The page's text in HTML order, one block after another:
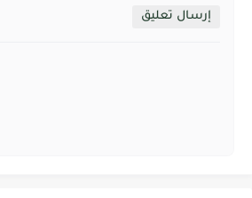
إرسال تعليق